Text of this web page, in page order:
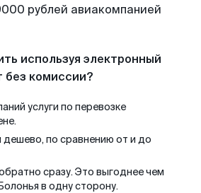
рублей авиакомпанией
используя электронный
без комиссии?
услуги по перевозке
дешево, по сравнению от и до
сразу. Это выгоднее чем
в одну сторону.